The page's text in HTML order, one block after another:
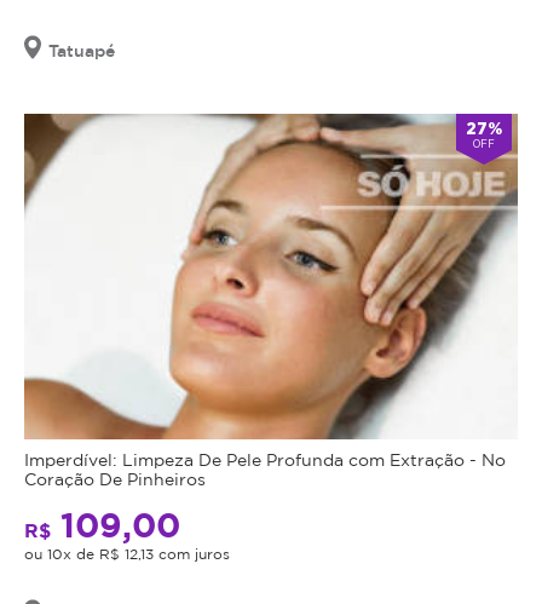
Tatuapé
27%
OFF
Imperdível: Limpeza De Pele Profunda com Extração - No
Coração De Pinheiros
R$ 109,00
ou 10x de R$ 12,13 com juros